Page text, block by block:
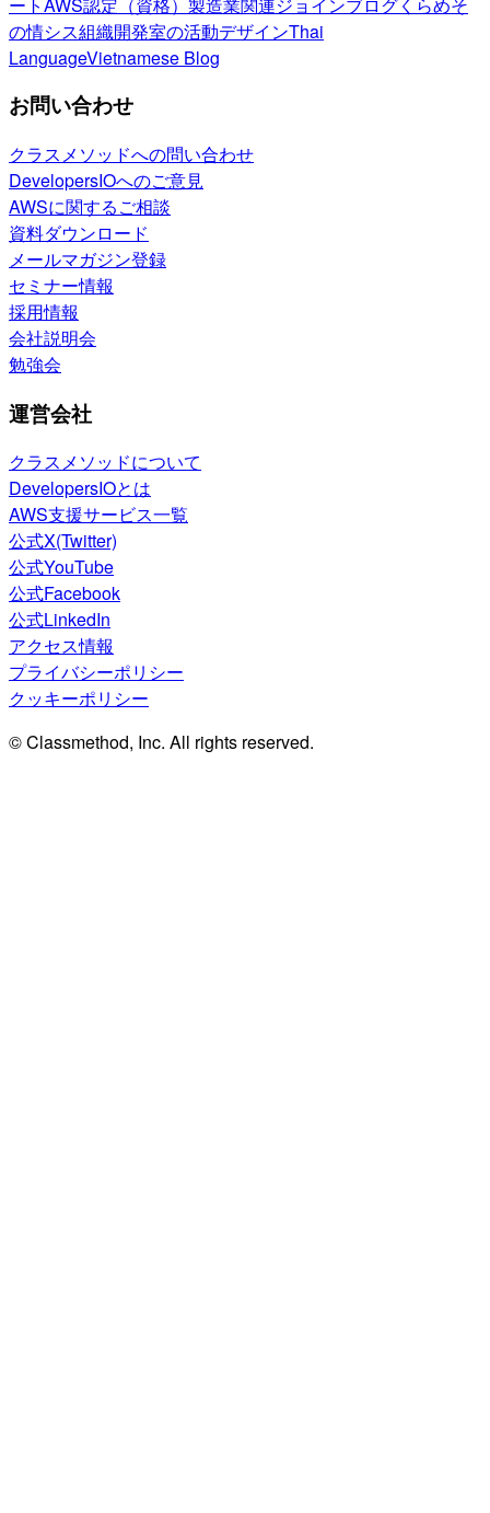
の情シス組織開発室の活動デザインThai
LanguageVietnamese Blog
お問い合わせ
クラスメソッドへの問い合わせ
DevelopersIOへのご意見
AWSに関するご相談
資料ダウンロード
メールマガジン登録
セミナー情報
採用情報
会社説明会
勉強会
運営会社
クラスメソッドについて
DevelopersIOとは
AWS支援サービス一覧
公式X(Twitter)
公式YouTube
公式Facebook
公式LinkedIn
アクセス情報
プライバシーポリシー
クッキーポリシー
© Classmethod, Inc. All rights reserved.